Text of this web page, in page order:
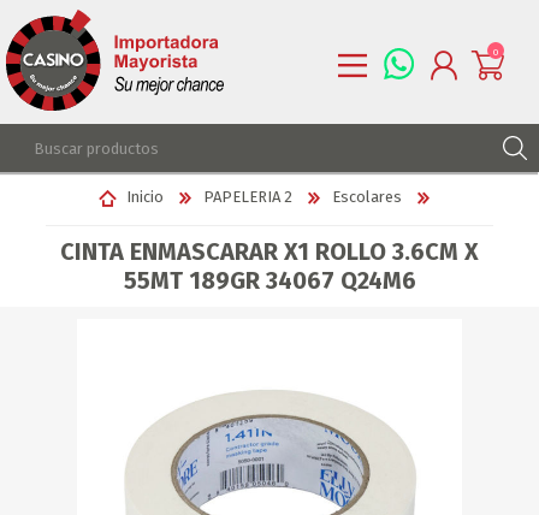
REGISTRARSE
LISTA DE DESEOS
0
Inicio PAPELERIA 2 Escolares
CINTA ENMASCARAR X1 ROLLO 3.6CM X
55MT 189GR 34067 Q24M6